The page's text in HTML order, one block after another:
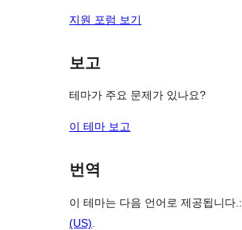
지원 포럼 보기
보고
테마가 주요 문제가 있나요?
이 테마 보고
번역
이 테마는 다음 언어로 제공됩니다.:
(US)